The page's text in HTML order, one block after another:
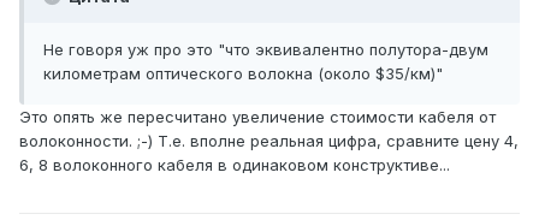
Не говоря уж про это "что эквивалентно полутора-двум
километрам оптического волокна (около $35/км)"
Это опять же пересчитано увеличение стоимости кабеля от
волоконности. ;-) Т.е. вполне реальная цифра, сравните цену 4,
6, 8 волоконного кабеля в одинаковом конструктиве...